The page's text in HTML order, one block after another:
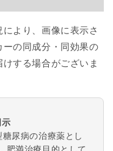
より、画像に表示さ
の同成分・同効果の
する場合がございま
尿病の治療薬とし